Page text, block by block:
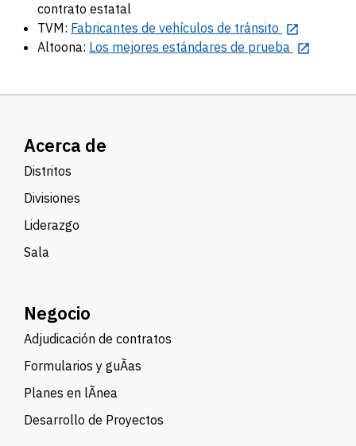
contrato estatal
TVM: Fabricantes de vehículos de tránsito
Altoona: Los mejores estándares de prueba
Acerca de
Distritos
Divisiones
Liderazgo
Sala
Negocio
Adjudicación de contratos
Formularios y guÃ­as
Planes en lÃ­nea
Desarrollo de Proyectos